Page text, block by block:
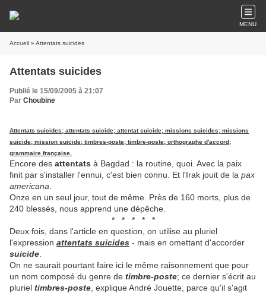
MENU
Accueil » Attentats suicides
Attentats suicides
Publié le 15/09/2005 à 21:07
Par Choubine
Attentats suicides; attentats suicide; attentat suicide; missions suicides; missions
suicide; mission suicide; timbres-poste; timbre-poste; orthographe d'accord;
grammaire française.
Encore des attentats à Bagdad : la routine, quoi. Avec la paix
finit par s'installer l'ennui, c'est bien connu. Et l'Irak jouit de la pax
americana
Onze en un seul jour, tout de même. Près de 160 morts, plus de
240 blessés, nous apprend une dépêche.
* * * * *
Deux fois, dans l'article en question, on utilise au pluriel
l'expression attentats suicides - mais en omettant d'accorder
suicide
On ne saurait pourtant faire ici le même raisonnement que pour
un nom composé du genre de timbre-poste; ce dernier s'écrit au
pluriel timbres-poste , explique André Jouette, parce qu'il s'agit